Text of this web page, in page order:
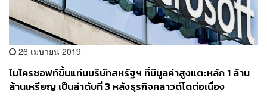
26 เมษายน 2019
ไมโครซอฟท์ขึ้นแท่นบริษัทสหรัฐฯ ที่มีมูลค่าสูงแตะหลัก 1 ล้าน
ล้านเหรียญ เป็นลำดับที่ 3 หลังธุรกิจคลาวด์โตต่อเนื่อง